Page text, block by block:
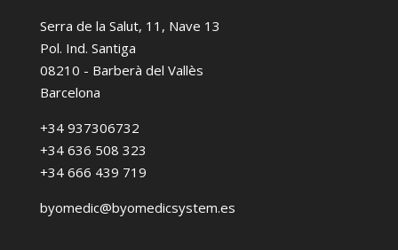
Serra de la Salut, 11, Nave 13
Pol. Ind. Santiga
08210 - Barberà del Vallès
Barcelona
+34 937306732
+34 636 508 323
+34 666 439 719
byomedic@byomedicsystem.es